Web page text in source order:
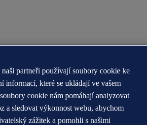
partneři používají soubory cookie ke
informací, které se ukládají ve vašem
cookie nám pomáhají analyzovat
a sledovat výkonnost webu, abychom
zážitek a pomohli s našimi